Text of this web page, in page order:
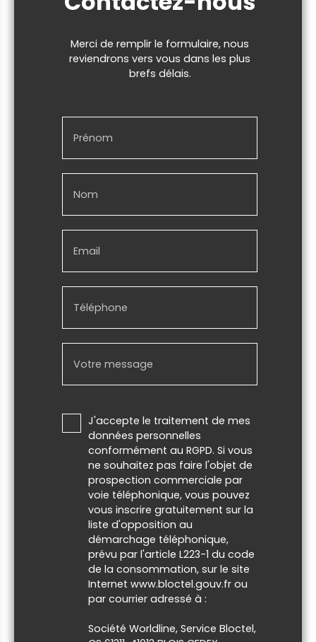
Merci de remplir le formulaire, nous
reviendrons vers vous dans les plus
brefs délais.
Prénom
Nom
Email
Téléphone
Votre message
J'accepte le traitement de mes
données personnelles
conformément au RGPD. Si vous
ne souhaitez pas faire l'objet de
prospection commerciale par
voie téléphonique, vous pouvez
vous inscrire gratuitement sur la
liste d'opposition au
démarchage téléphonique,
prévu par l'article L223-1 du code
de la consommation, sur le site
Internet www.bloctel.gouv.fr ou
par courrier adressé à :
Société Worldline, Service Bloctel,